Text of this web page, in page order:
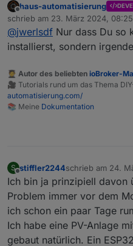
die version
Offline
haus-automatisierung
schrieb am 23. März 2024, 08:25
zuletzt editiert von
@jwerlsdf Nur dass Du so
installierst, sondern
🧑‍🎓 Autor des beliebten ioBroker-
🎥 Tutorials rund um das Thema
automatisierung.com/
📚 Meine Dokumentation
S
Offline
stiffler2244schrieb am 24.
zuletzt editiert
Ich bin ja prinzipiell davon
Problem immer vor dem
ich schon ein paar Tage
Ich habe eine PV-Anlage
gebaut natürlich. Ein